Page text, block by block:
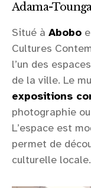
Adama-
Situé à Abobo
Cultures
l’un des
de la ville. Le
expositions
photographie
L’espace est
permet de
culturelle locale.